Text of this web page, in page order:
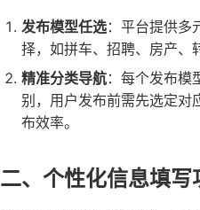
发布模型任选：平台提供多
择，如拼车、招聘、房产、
精准分类导航：每个发布模
别，用户发布前需先选定对
布效率。
二、个性化信息填写